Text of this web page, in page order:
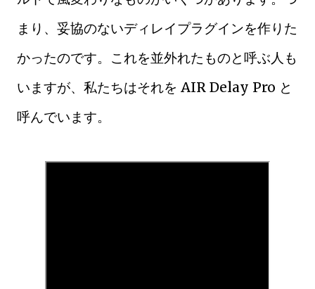
まり、妥協のないディレイプラグインを作りた
かったのです。これを並外れたものと呼ぶ人も
いますが、私たちはそれを AIR Delay Pro と
呼んでいます。